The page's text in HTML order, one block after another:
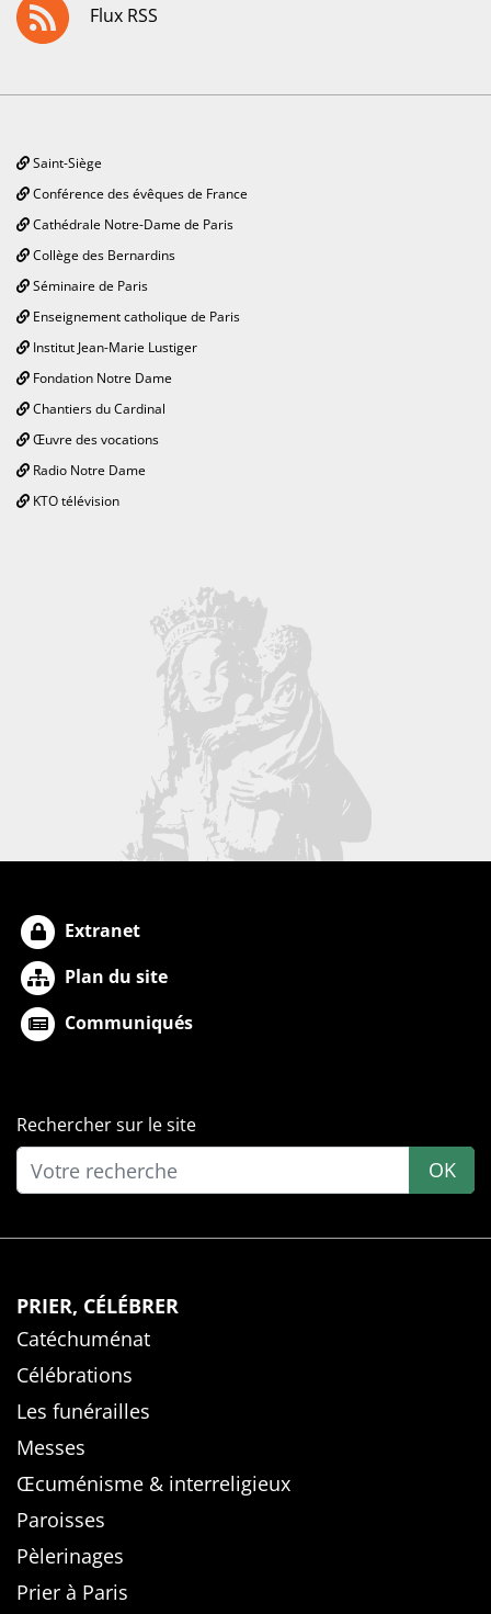
Flux RSS
Saint-Siège
Conférence des évêques de France
Cathédrale Notre-Dame de Paris
Collège des Bernardins
Séminaire de Paris
Enseignement catholique de Paris
Institut Jean-Marie Lustiger
Fondation Notre Dame
Chantiers du Cardinal
Œuvre des vocations
Radio Notre Dame
KTO télévision
Extranet
Plan du site
Communiqués
Rechercher sur le site
OK
PRIER, CÉLÉBRER
Catéchuménat
Célébrations
Les funérailles
Messes
Œcuménisme & interreligieux
Paroisses
Pèlerinages
Prier à Paris